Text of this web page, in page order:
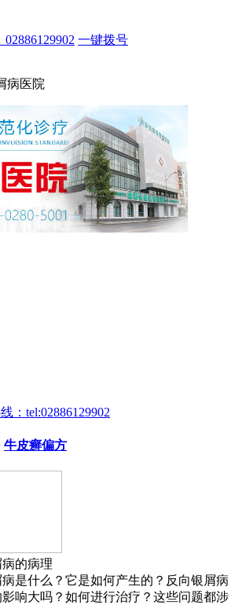
一键拨号
病医院
：tel:02886129902
牛皮癣偏方
的病理
病是什么？它是如何产生的？反向银屑病
响大吗？如何进行治疗？这些问题都涉